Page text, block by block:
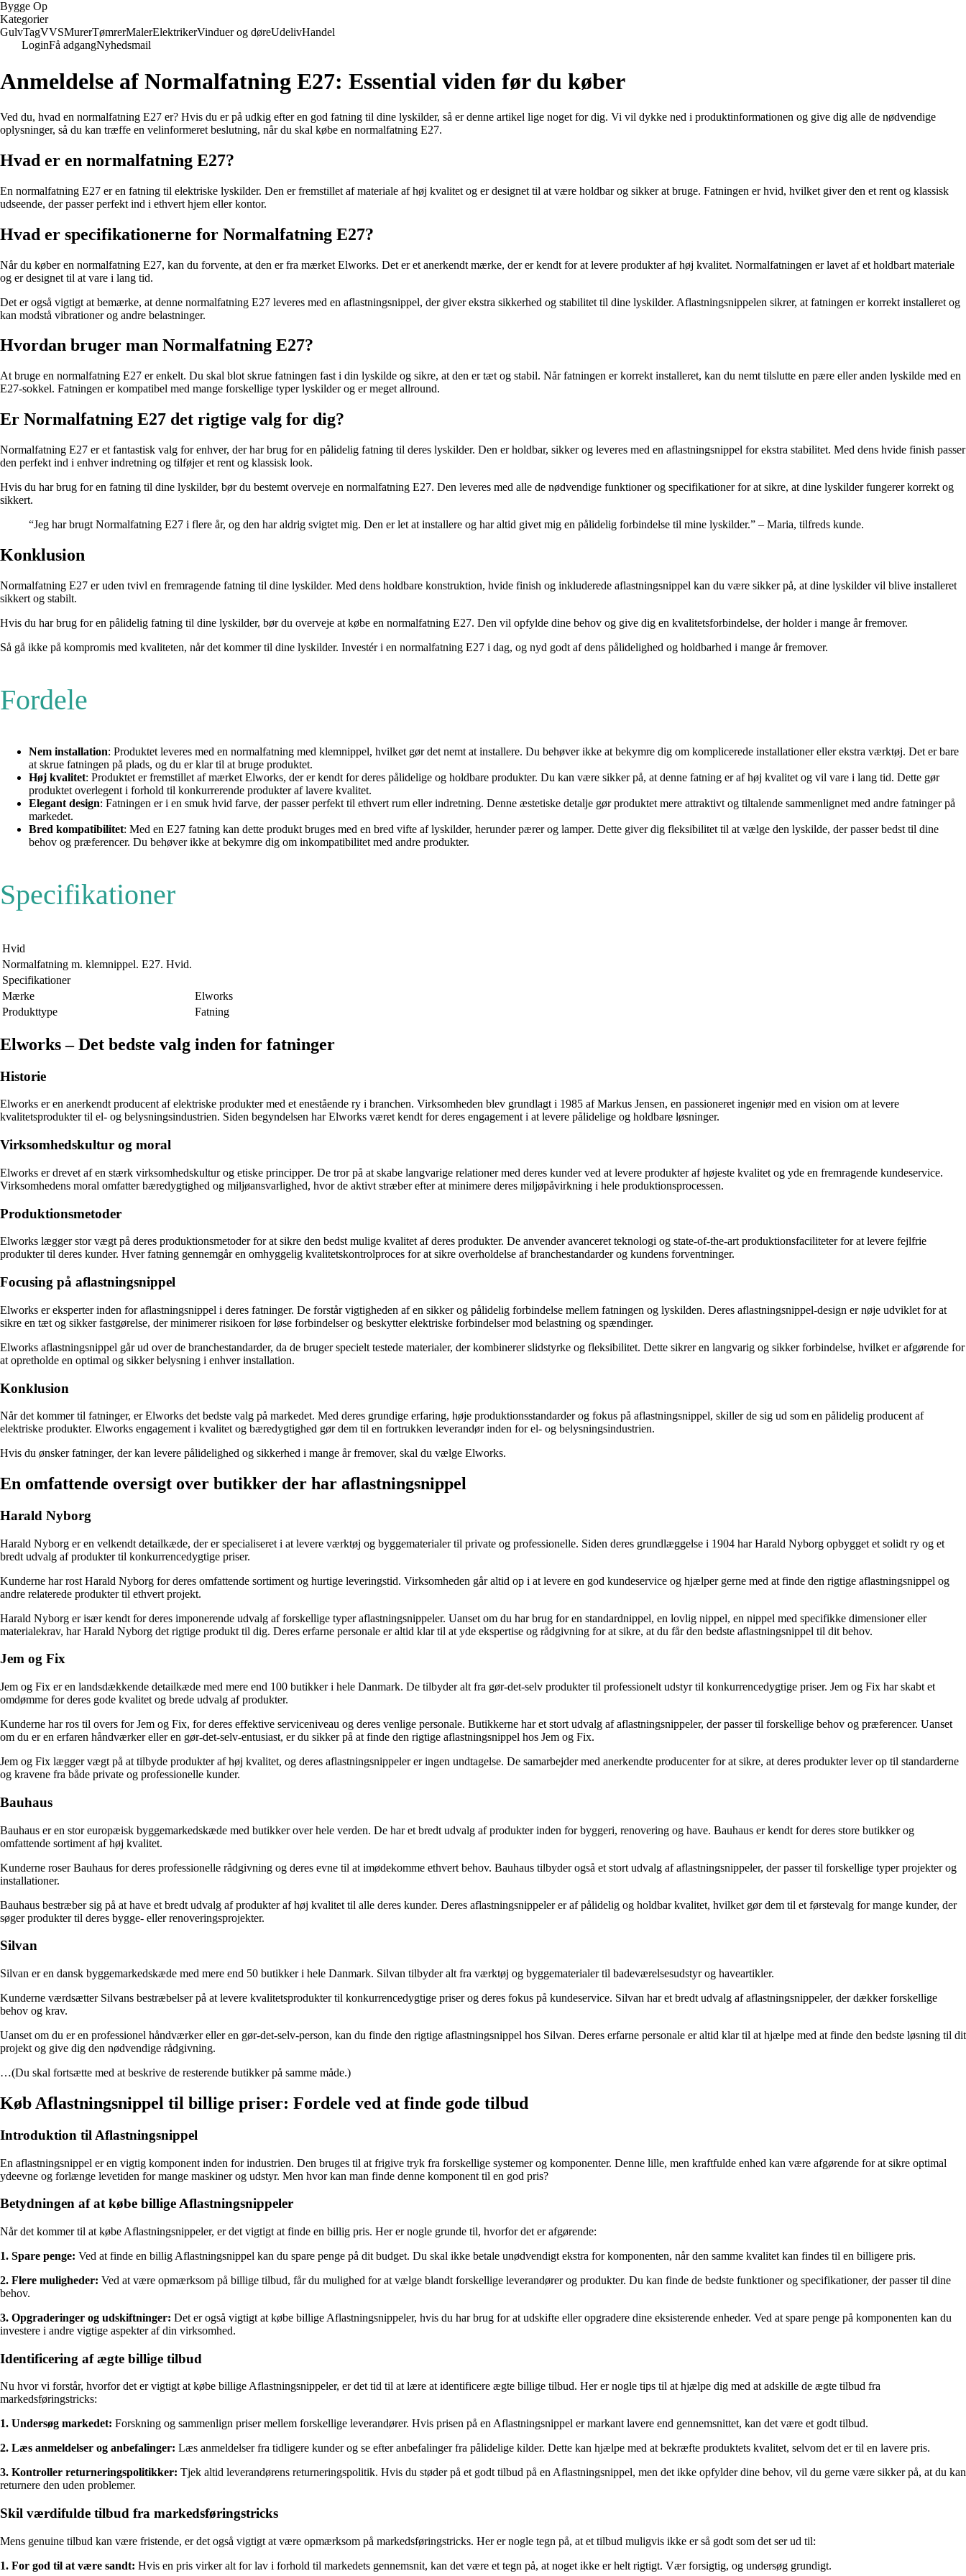
Bygge Op
Kategorier
GulvTagVVSMurerTømrerMalerElektrikerVinduer og døreUdelivHandel
LoginFå adgangNyhedsmail
Anmeldelse af Normalfatning E27: Essential viden før du køber
Ved du, hvad en normalfatning E27 er? Hvis du er på udkig efter en god fatning til dine lyskilder, så er denne artikel lige noget for dig. Vi vil dykke ned i produktinformationen og give dig alle de nødvendige
oplysninger, så du kan træffe en velinformeret beslutning, når du skal købe en normalfatning E27.
Hvad er en normalfatning E27?
En normalfatning E27 er en fatning til elektriske lyskilder. Den er fremstillet af materiale af høj kvalitet og er designet til at være holdbar og sikker at bruge. Fatningen er hvid, hvilket giver den et rent og klassisk
udseende, der passer perfekt ind i ethvert hjem eller kontor.
Hvad er specifikationerne for Normalfatning E27?
Når du køber en normalfatning E27, kan du forvente, at den er fra mærket Elworks. Det er et anerkendt mærke, der er kendt for at levere produkter af høj kvalitet. Normalfatningen er lavet af et holdbart materiale
og er designet til at vare i lang tid.
Det er også vigtigt at bemærke, at denne normalfatning E27 leveres med en aflastningsnippel, der giver ekstra sikkerhed og stabilitet til dine lyskilder. Aflastningsnippelen sikrer, at fatningen er korrekt installeret og
kan modstå vibrationer og andre belastninger.
Hvordan bruger man Normalfatning E27?
At bruge en normalfatning E27 er enkelt. Du skal blot skrue fatningen fast i din lyskilde og sikre, at den er tæt og stabil. Når fatningen er korrekt installeret, kan du nemt tilslutte en pære eller anden lyskilde med en
E27-sokkel. Fatningen er kompatibel med mange forskellige typer lyskilder og er meget allround.
Er Normalfatning E27 det rigtige valg for dig?
Normalfatning E27 er et fantastisk valg for enhver, der har brug for en pålidelig fatning til deres lyskilder. Den er holdbar, sikker og leveres med en aflastningsnippel for ekstra stabilitet. Med dens hvide finish passer
den perfekt ind i enhver indretning og tilføjer et rent og klassisk look.
Hvis du har brug for en fatning til dine lyskilder, bør du bestemt overveje en normalfatning E27. Den leveres med alle de nødvendige funktioner og specifikationer for at sikre, at dine lyskilder fungerer korrekt og
sikkert.
“Jeg har brugt Normalfatning E27 i flere år, og den har aldrig svigtet mig. Den er let at installere og har altid givet mig en pålidelig forbindelse til mine lyskilder.” – Maria, tilfreds kunde.
Konklusion
Normalfatning E27 er uden tvivl en fremragende fatning til dine lyskilder. Med dens holdbare konstruktion, hvide finish og inkluderede aflastningsnippel kan du være sikker på, at dine lyskilder vil blive installeret
sikkert og stabilt.
Hvis du har brug for en pålidelig fatning til dine lyskilder, bør du overveje at købe en normalfatning E27. Den vil opfylde dine behov og give dig en kvalitetsforbindelse, der holder i mange år fremover.
Så gå ikke på kompromis med kvaliteten, når det kommer til dine lyskilder. Investér i en normalfatning E27 i dag, og nyd godt af dens pålidelighed og holdbarhed i mange år fremover.
Fordele
Nem installation: Produktet leveres med en normalfatning med klemnippel, hvilket gør det nemt at installere. Du behøver ikke at bekymre dig om komplicerede installationer eller ekstra værktøj. Det er bare
at skrue fatningen på plads, og du er klar til at bruge produktet.
Høj kvalitet: Produktet er fremstillet af mærket Elworks, der er kendt for deres pålidelige og holdbare produkter. Du kan være sikker på, at denne fatning er af høj kvalitet og vil vare i lang tid. Dette gør
produktet overlegent i forhold til konkurrerende produkter af lavere kvalitet.
Elegant design: Fatningen er i en smuk hvid farve, der passer perfekt til ethvert rum eller indretning. Denne æstetiske detalje gør produktet mere attraktivt og tiltalende sammenlignet med andre fatninger på
markedet.
Bred kompatibilitet: Med en E27 fatning kan dette produkt bruges med en bred vifte af lyskilder, herunder pærer og lamper. Dette giver dig fleksibilitet til at vælge den lyskilde, der passer bedst til dine
behov og præferencer. Du behøver ikke at bekymre dig om inkompatibilitet med andre produkter.
Specifikationer
Hvid
Normalfatning m. klemnippel. E27. Hvid.
Specifikationer
Mærke
Elworks
Produkttype
Fatning
Elworks – Det bedste valg inden for fatninger
Historie
Elworks er en anerkendt producent af elektriske produkter med et enestående ry i branchen. Virksomheden blev grundlagt i 1985 af Markus Jensen, en passioneret ingeniør med en vision om at levere
kvalitetsprodukter til el- og belysningsindustrien. Siden begyndelsen har Elworks været kendt for deres engagement i at levere pålidelige og holdbare løsninger.
Virksomhedskultur og moral
Elworks er drevet af en stærk virksomhedskultur og etiske principper. De tror på at skabe langvarige relationer med deres kunder ved at levere produkter af højeste kvalitet og yde en fremragende kundeservice.
Virksomhedens moral omfatter bæredygtighed og miljøansvarlighed, hvor de aktivt stræber efter at minimere deres miljøpåvirkning i hele produktionsprocessen.
Produktionsmetoder
Elworks lægger stor vægt på deres produktionsmetoder for at sikre den bedst mulige kvalitet af deres produkter. De anvender avanceret teknologi og state-of-the-art produktionsfaciliteter for at levere fejlfrie
produkter til deres kunder. Hver fatning gennemgår en omhyggelig kvalitetskontrolproces for at sikre overholdelse af branchestandarder og kundens forventninger.
Focusing på aflastningsnippel
Elworks er eksperter inden for aflastningsnippel i deres fatninger. De forstår vigtigheden af en sikker og pålidelig forbindelse mellem fatningen og lyskilden. Deres aflastningsnippel-design er nøje udviklet for at
sikre en tæt og sikker fastgørelse, der minimerer risikoen for løse forbindelser og beskytter elektriske forbindelser mod belastning og spændinger.
Elworks aflastningsnippel går ud over de branchestandarder, da de bruger specielt testede materialer, der kombinerer slidstyrke og fleksibilitet. Dette sikrer en langvarig og sikker forbindelse, hvilket er afgørende for
at opretholde en optimal og sikker belysning i enhver installation.
Konklusion
Når det kommer til fatninger, er Elworks det bedste valg på markedet. Med deres grundige erfaring, høje produktionsstandarder og fokus på aflastningsnippel, skiller de sig ud som en pålidelig producent af
elektriske produkter. Elworks engagement i kvalitet og bæredygtighed gør dem til en fortrukken leverandør inden for el- og belysningsindustrien.
Hvis du ønsker fatninger, der kan levere pålidelighed og sikkerhed i mange år fremover, skal du vælge Elworks.
En omfattende oversigt over butikker der har aflastningsnippel
Harald Nyborg
Harald Nyborg er en velkendt detailkæde, der er specialiseret i at levere værktøj og byggematerialer til private og professionelle. Siden deres grundlæggelse i 1904 har Harald Nyborg opbygget et solidt ry og et
bredt udvalg af produkter til konkurrencedygtige priser.
Kunderne har rost Harald Nyborg for deres omfattende sortiment og hurtige leveringstid. Virksomheden går altid op i at levere en god kundeservice og hjælper gerne med at finde den rigtige aflastningsnippel og
andre relaterede produkter til ethvert projekt.
Harald Nyborg er især kendt for deres imponerende udvalg af forskellige typer aflastningsnippeler. Uanset om du har brug for en standardnippel, en lovlig nippel, en nippel med specifikke dimensioner eller
materialekrav, har Harald Nyborg det rigtige produkt til dig. Deres erfarne personale er altid klar til at yde ekspertise og rådgivning for at sikre, at du får den bedste aflastningsnippel til dit behov.
Jem og Fix
Jem og Fix er en landsdækkende detailkæde med mere end 100 butikker i hele Danmark. De tilbyder alt fra gør-det-selv produkter til professionelt udstyr til konkurrencedygtige priser. Jem og Fix har skabt et
omdømme for deres gode kvalitet og brede udvalg af produkter.
Kunderne har ros til overs for Jem og Fix, for deres effektive serviceniveau og deres venlige personale. Butikkerne har et stort udvalg af aflastningsnippeler, der passer til forskellige behov og præferencer. Uanset
om du er en erfaren håndværker eller en gør-det-selv-entusiast, er du sikker på at finde den rigtige aflastningsnippel hos Jem og Fix.
Jem og Fix lægger vægt på at tilbyde produkter af høj kvalitet, og deres aflastningsnippeler er ingen undtagelse. De samarbejder med anerkendte producenter for at sikre, at deres produkter lever op til standarderne
og kravene fra både private og professionelle kunder.
Bauhaus
Bauhaus er en stor europæisk byggemarkedskæde med butikker over hele verden. De har et bredt udvalg af produkter inden for byggeri, renovering og have. Bauhaus er kendt for deres store butikker og
omfattende sortiment af høj kvalitet.
Kunderne roser Bauhaus for deres professionelle rådgivning og deres evne til at imødekomme ethvert behov. Bauhaus tilbyder også et stort udvalg af aflastningsnippeler, der passer til forskellige typer projekter og
installationer.
Bauhaus bestræber sig på at have et bredt udvalg af produkter af høj kvalitet til alle deres kunder. Deres aflastningsnippeler er af pålidelig og holdbar kvalitet, hvilket gør dem til et førstevalg for mange kunder, der
søger produkter til deres bygge- eller renoveringsprojekter.
Silvan
Silvan er en dansk byggemarkedskæde med mere end 50 butikker i hele Danmark. Silvan tilbyder alt fra værktøj og byggematerialer til badeværelsesudstyr og haveartikler.
Kunderne værdsætter Silvans bestræbelser på at levere kvalitetsprodukter til konkurrencedygtige priser og deres fokus på kundeservice. Silvan har et bredt udvalg af aflastningsnippeler, der dækker forskellige
behov og krav.
Uanset om du er en professionel håndværker eller en gør-det-selv-person, kan du finde den rigtige aflastningsnippel hos Silvan. Deres erfarne personale er altid klar til at hjælpe med at finde den bedste løsning til dit
projekt og give dig den nødvendige rådgivning.
…(Du skal fortsætte med at beskrive de resterende butikker på samme måde.)
Køb Aflastningsnippel til billige priser: Fordele ved at finde gode tilbud
Introduktion til Aflastningsnippel
En aflastningsnippel er en vigtig komponent inden for industrien. Den bruges til at frigive tryk fra forskellige systemer og komponenter. Denne lille, men kraftfulde enhed kan være afgørende for at sikre optimal
ydeevne og forlænge levetiden for mange maskiner og udstyr. Men hvor kan man finde denne komponent til en god pris?
Betydningen af at købe billige Aflastningsnippeler
Når det kommer til at købe Aflastningsnippeler, er det vigtigt at finde en billig pris. Her er nogle grunde til, hvorfor det er afgørende:
1. Spare penge: Ved at finde en billig Aflastningsnippel kan du spare penge på dit budget. Du skal ikke betale unødvendigt ekstra for komponenten, når den samme kvalitet kan findes til en billigere pris.
2. Flere muligheder: Ved at være opmærksom på billige tilbud, får du mulighed for at vælge blandt forskellige leverandører og produkter. Du kan finde de bedste funktioner og specifikationer, der passer til dine
behov.
3. Opgraderinger og udskiftninger: Det er også vigtigt at købe billige Aflastningsnippeler, hvis du har brug for at udskifte eller opgradere dine eksisterende enheder. Ved at spare penge på komponenten kan du
investere i andre vigtige aspekter af din virksomhed.
Identificering af ægte billige tilbud
Nu hvor vi forstår, hvorfor det er vigtigt at købe billige Aflastningsnippeler, er det tid til at lære at identificere ægte billige tilbud. Her er nogle tips til at hjælpe dig med at adskille de ægte tilbud fra
markedsføringstricks:
1. Undersøg markedet: Forskning og sammenlign priser mellem forskellige leverandører. Hvis prisen på en Aflastningsnippel er markant lavere end gennemsnittet, kan det være et godt tilbud.
2. Læs anmeldelser og anbefalinger: Læs anmeldelser fra tidligere kunder og se efter anbefalinger fra pålidelige kilder. Dette kan hjælpe med at bekræfte produktets kvalitet, selvom det er til en lavere pris.
3. Kontroller returneringspolitikker: Tjek altid leverandørens returneringspolitik. Hvis du støder på et godt tilbud på en Aflastningsnippel, men det ikke opfylder dine behov, vil du gerne være sikker på, at du kan
returnere den uden problemer.
Skil værdifulde tilbud fra markedsføringstricks
Mens genuine tilbud kan være fristende, er det også vigtigt at være opmærksom på markedsføringstricks. Her er nogle tegn på, at et tilbud muligvis ikke er så godt som det ser ud til:
1. For god til at være sandt: Hvis en pris virker alt for lav i forhold til markedets gennemsnit, kan det være et tegn på, at noget ikke er helt rigtigt. Vær forsigtig, og undersøg grundigt.